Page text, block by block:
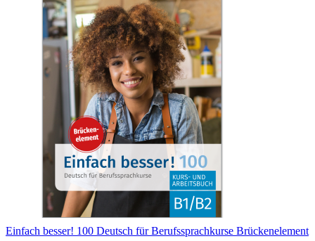
Einfach besser! 100 Deutsch für Berufssprachkurse Brückenelement